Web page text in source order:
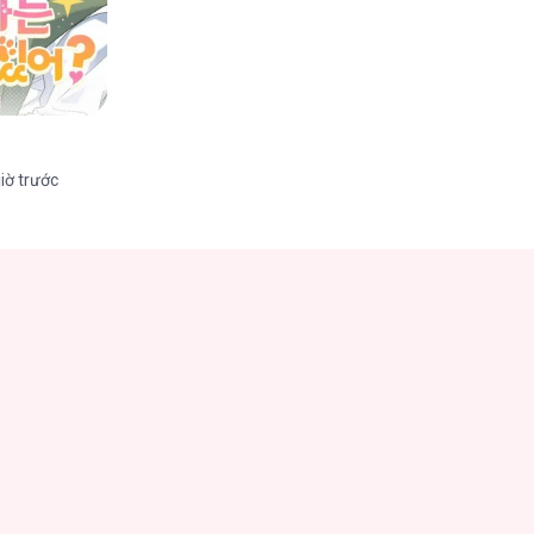
trước